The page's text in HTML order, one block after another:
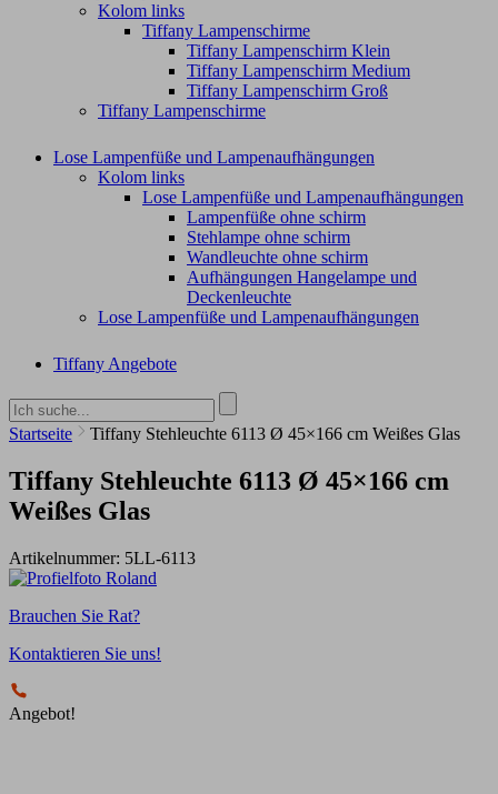
Kolom links
Tiffany Lampenschirme
Tiffany Lampenschirm Klein​
Tiffany Lampenschirm Medium
Tiffany Lampenschirm Groß​
Tiffany Lampenschirme
Lose Lampenfüße und Lampenaufhängungen
Kolom links
Lose Lampenfüße und Lampenaufhängungen
Lampenfüße ohne schirm
Stehlampe ohne schirm
Wandleuchte ohne schirm
Aufhängungen Hangelampe und
Deckenleuchte
Lose Lampenfüße und Lampenaufhängungen
Tiffany Angebote
Startseite Tiffany Stehleuchte 6113 Ø 45×166 cm Weißes Glas
Tiffany Stehleuchte 6113 Ø 45×166 cm
Weißes Glas
Artikelnummer: 5LL-6113
Brauchen Sie Rat?
Kontaktieren Sie uns!
Angebot!